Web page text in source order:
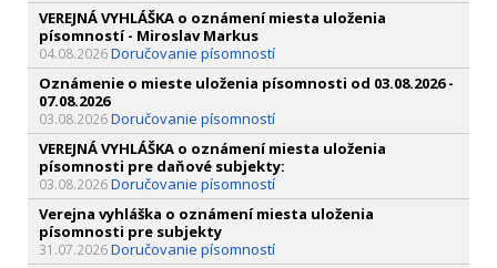
VEREJNÁ VYHLÁŠKA o oznámení miesta uloženia
písomností - Miroslav Markus
04.08.2026Doručovanie písomností
Oznámenie o mieste uloženia písomnosti od 03.08.2026 -
07.08.2026
03.08.2026Doručovanie písomností
VEREJNÁ VYHLÁŠKA o oznámení miesta uloženia
písomnosti pre daňové subjekty:
03.08.2026Doručovanie písomností
Verejna vyhláška o oznámení miesta uloženia
písomnosti pre subjekty
31.07.2026Doručovanie písomností